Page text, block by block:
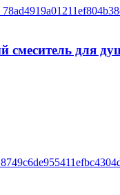
смеситель для